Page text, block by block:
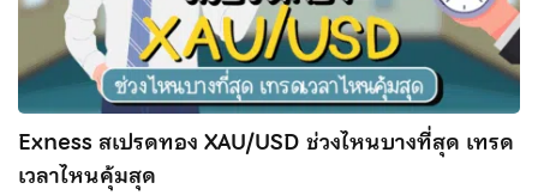
Exness สเปรดทอง XAU/USD ช่วงไหนบางที่สุด เทรด
เวลาไหนคุ้มสุด